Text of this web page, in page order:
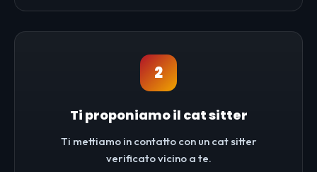
2
Ti proponiamo il cat sitter
Ti mettiamo in contatto con un cat sitter
verificato vicino a te.